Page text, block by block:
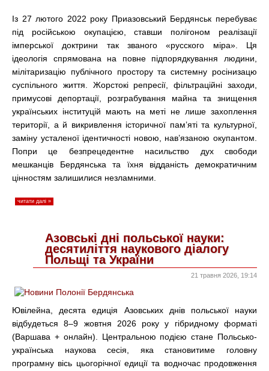
Із 27 лютого 2022 року Приазовський Бердянськ перебуває
під російською окупацією, ставши полігоном реалізації
імперської доктрини так званого «русского міра». Ця
ідеологія спрямована на повне підпорядкування людини,
мілітаризацію публічного простору та системну росінизацю
суспільного життя. Жорстокі репресії, фільтраційні заходи,
примусові депортації, розграбування майна та знищення
українських інституцій мають на меті не лише захоплення
території, а й викривлення історичної пам’яті та культурної,
заміну усталеної ідентичності новою, нав’язаною окупантом.
Попри це безпрецедентне насильство дух свободи
мешканців Бердянська та їхня відданість демократичним
цінностям залишилися незламними.
читати далі »
Азовські дні польської науки:
десятиліття наукового діалогу
Польщі та України
21 травня 2026, 19:14
Ювілейна, десята едиція Азовських днів польської науки
відбудеться 8–9 жовтня 2026 року у гібридному форматі
(Варшава + онлайн). Центральною подією стане Польсько-
українська наукова сесія, яка становитиме головну
програмну вісь цьогорічної едиції та водночас продовження